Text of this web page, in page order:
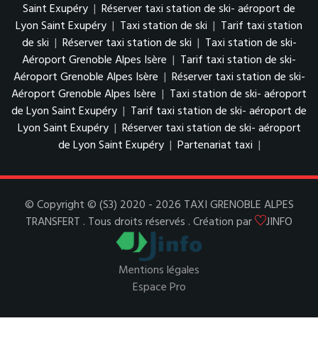
Saint Exupéry | Réserver taxi station de ski- aéroport de
Lyon Saint Exupéry | Taxi station de ski | Tarif taxi station
de ski | Réserver taxi station de ski | Taxi station de ski-
Aéroport Grenoble Alpes Isère | Tarif taxi station de ski-
Aéroport Grenoble Alpes Isère | Réserver taxi station de ski-
Aéroport Grenoble Alpes Isère | Taxi station de ski- aéroport
de Lyon Saint Exupéry | Tarif taxi station de ski- aéroport de
Lyon Saint Exupéry | Réserver taxi station de ski- aéroport
de Lyon Saint Exupéry | Partenariat taxi |
© Copyright © (S3) 2020 - 2026 TAXI GRENOBLE ALPES
TRANSFERT . Tous droits réservés . Création par
JINFO
Mentions légales
Espace Pro